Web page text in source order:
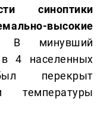
синоптики
высокие
В минувший
4 населенных
перекрыт
температуры